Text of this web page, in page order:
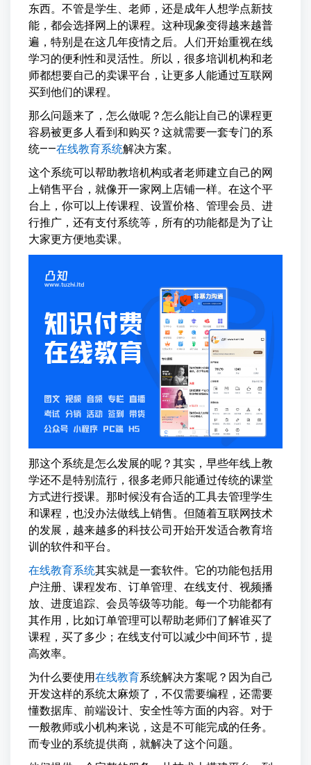
东西。不管是学生、老师，还是成年人想学点新技
能，都会选择网上的课程。这种现象变得越来越普
遍，特别是在这几年疫情之后。人们开始重视在线
学习的便利性和灵活性。所以，很多培训机构和老
师都想要自己的卖课平台，让更多人能通过互联网
买到他们的课程。
那么问题来了，怎么做呢？怎么能让自己的课程更
容易被更多人看到和购买？这就需要一套专门的系
统——在线教育系统解决方案。
这个系统可以帮助教培机构或者老师建立自己的网
上销售平台，就像开一家网上店铺一样。在这个平
台上，你可以上传课程、设置价格、管理会员、进
行推广，还有支付系统等，所有的功能都是为了让
大家更方便地卖课。
那这个系统是怎么发展的呢？其实，早些年线上教
学还不是特别流行，很多老师只能通过传统的课堂
方式进行授课。那时候没有合适的工具去管理学生
和课程，也没办法做线上销售。但随着互联网技术
的发展，越来越多的科技公司开始开发适合教育培
训的软件和平台。
在线教育系统其实就是一套软件。它的功能包括用
户注册、课程发布、订单管理、在线支付、视频播
放、进度追踪、会员等级等功能。每一个功能都有
其作用，比如订单管理可以帮助老师们了解谁买了
课程，买了多少；在线支付可以减少中间环节，提
高效率。
为什么要使用在线教育系统解决方案呢？因为自己
开发这样的系统太麻烦了，不仅需要编程，还需要
懂数据库、前端设计、安全性等方面的内容。对于
一般教师或小机构来说，这是不可能完成的任务。
而专业的系统提供商，就解决了这个问题。